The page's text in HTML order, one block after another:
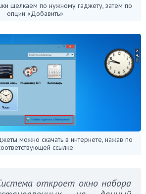
щелкаем по нужному гаджету, затем по
опции «Добавить»
можно скачать в интернете, нажав по
ссылке
откроет окно набора